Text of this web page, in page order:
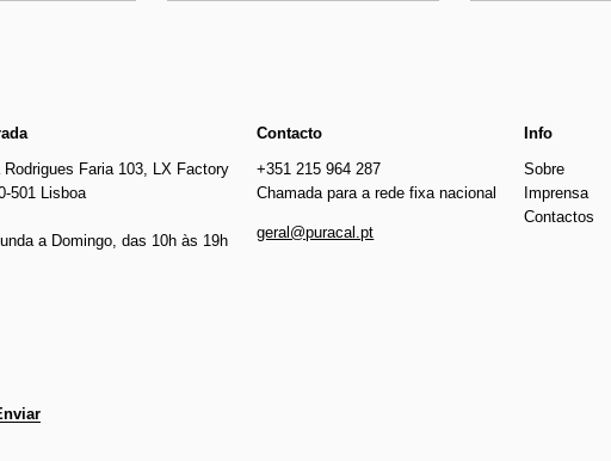
Rodrigues Faria 103, LX Factory
501 Lisboa
a Domingo, das 10h às 19h
Contacto
+351 215 964 287
Chamada para a rede fixa nacional
geral@puracal.pt
Info
Sobre
Imprensa
Contactos